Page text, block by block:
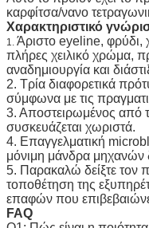
καρφίτσα/νανο
Χαρακτηριστικό
1. Άριστο eyeline, φρύδι,
πλήρες χειλικό χρώμα,
αναδημιουργία και
2. Τρία διαφορετικά
σύμφωνα με τις
3. Αποστειρωμένος από
συσκευάζεται χωριστά.
4. Επαγγελματική
μόνιμη μάνδρα μηχανών
5. Παρακαλώ δείξτε τον
τοποθέτηση της
επαφών που
FAQ